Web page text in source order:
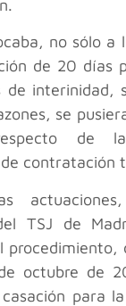
no sólo a
de 20 días
de interinidad,
se
de
contratación
TSJ de
procedimiento,
octubre de
para